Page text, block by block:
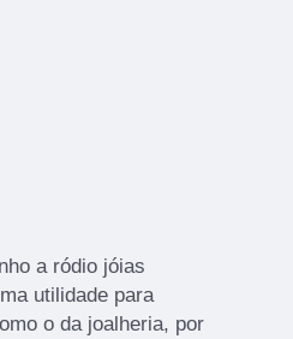
a ródio jóias
utilidade para
o da joalheria, por